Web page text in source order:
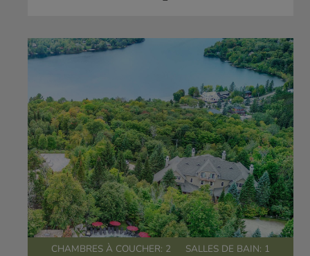
CHAMBRES À COUCHER: 2 SALLES DE BAIN: 1